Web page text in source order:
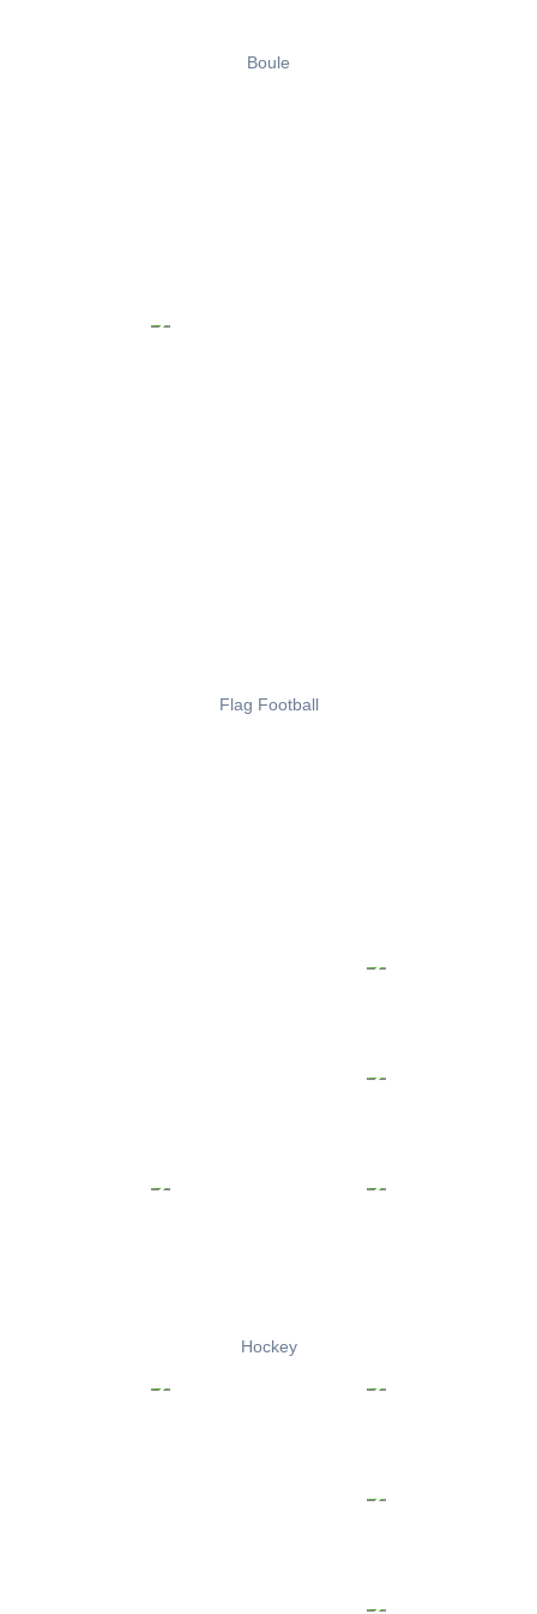
Boule
Flag Football
Hockey